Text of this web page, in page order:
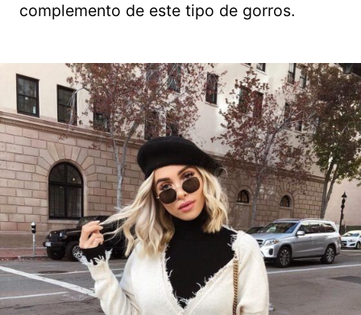
complemento de este tipo de gorros.